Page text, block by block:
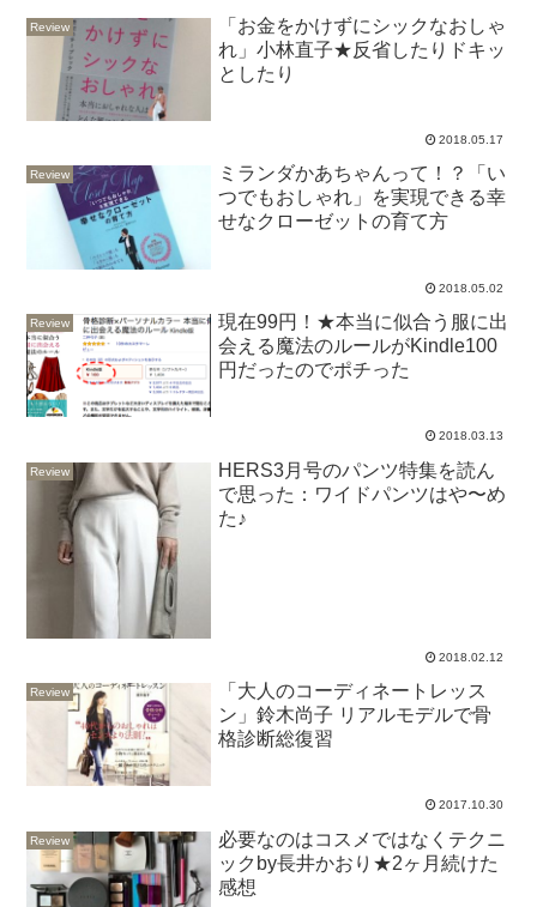
Review
「お金をかけずにシックなおしゃ
れ」小林直子★反省したりドキッ
としたり
2018.05.17
Review
ミランダかあちゃんって！？「い
つでもおしゃれ」を実現できる幸
せなクローゼットの育て方
2018.05.02
Review
現在99円！★本当に似合う服に出
会える魔法のルールがKindle100
円だったのでポチった
2018.03.13
Review
HERS3月号のパンツ特集を読ん
で思った：ワイドパンツはや〜め
た♪
2018.02.12
Review
「大人のコーディネートレッス
ン」鈴木尚子 リアルモデルで骨
格診断総復習
2017.10.30
Review
必要なのはコスメではなくテクニ
ックby長井かおり★2ヶ月続けた
感想